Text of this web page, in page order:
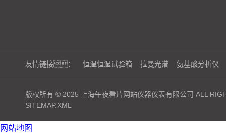
友情链接： 恒温恒湿试验箱 拉曼光谱 氨基酸分析仪
版权所有 © 2025 上海午夜看片网站仪器仪表有限公司 ALL
SITEMAP.XML
网站地图